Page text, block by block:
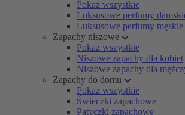
Pokaż wszystkie
Luksusowe perfumy
Luksusowe perfumy męskie
Zapachy niszowe
Pokaż wszystkie
Niszowe zapachy dla kobiet
Niszowe zapachy dla
Zapachy do domu
Pokaż wszystkie
Świeczki zapachowe
Patyczki zapachowe